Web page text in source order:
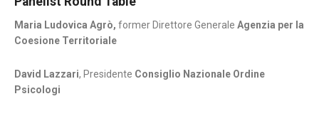
Maria Ludovica Agrò, former Direttore Generale Agenzia per la
Coesione Territoriale
David Lazzari, Presidente Consiglio Nazionale Ordine
Psicologi